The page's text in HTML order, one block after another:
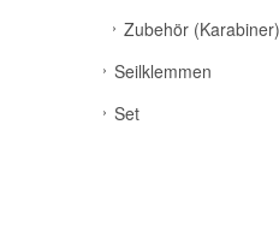
Zubehör (Karabiner)
Seilklemmen
Set